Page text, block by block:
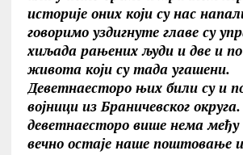
историје оних који су нас
говоримо уздигнуте главе су
хиљада рањених људи и две и
живота који су тада угашени.
Деветнаесторо њих били су и
војници из Браничевског
деветнаесторо више нема
вечно остаје наше поштовање